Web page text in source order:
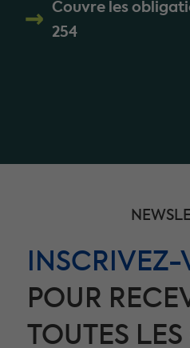
Couvre les
254
INSCRIVEZ-
POUR
TOUTES LES